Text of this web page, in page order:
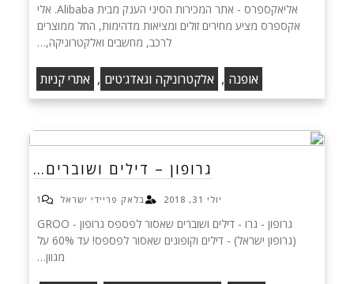
אליאקספרס - אתר המכירות הסיני הענק מבית Alibaba. אלי
אקספרס מציע מחירים זולים ומציאות מדהימות, החל ממוצרים
לרכב, מחשבים ואלקטרוניקה,…
אופנה , אלקטרוניקה וגאדג'טים , אתרי קניות
גרופון – דילים ושוברים…
יולי 31, 2018 בלאק פריידי ישראל 1
גרופון - גרו - דילים ושוברים שאסור לפספס‏ גרופון - GROO
(גרופון ישראל) - דילים וקופונים שאסור לפספס! עד 60% על
מגוון…